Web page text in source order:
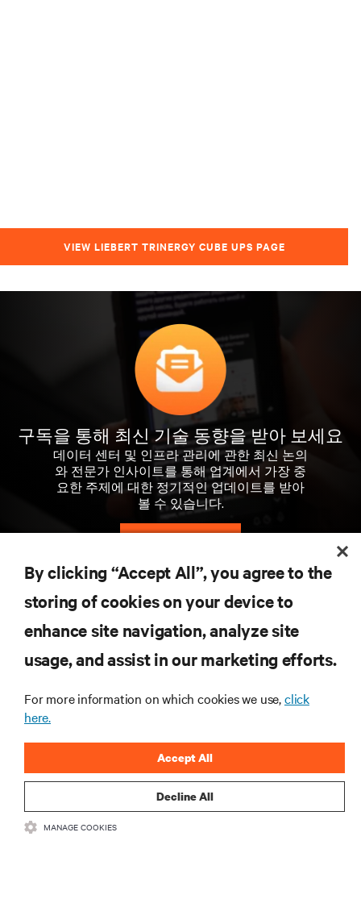
VIEW LIEBERT TRINERGY CUBE UPS PAGE
구독을 통해 최신 기술 동향을 받아 보세요
데이터 센터 및 인프라 관리에 관한 최신 논의
와 전문가 인사이트를 통해 업계에서 가장 중
요한 주제에 대한 정기적인 업데이트를 받아
볼 수 있습니다.
자료
지원
기업
By clicking “Accept All”, you agree to the
storing of cookies on your device to
enhance site navigation, analyze site
usage, and assist in our marketing efforts.
For more information on which cookies we use,click
here.
Decline All
Accept All
MANAGE COOKIES